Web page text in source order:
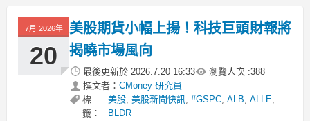
7月 2026年
20
美股期貨小幅上揚！科技巨頭財報將
揭曉市場風向
最後更新於 2026.7.20 16:33 瀏覽人次 :388
撰文者： CMoney 研究員
標
籤：
美股,美股新聞快訊,#GSPC,ALB,ALLE,
BLDR